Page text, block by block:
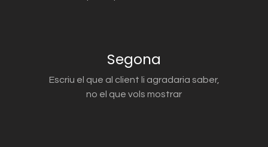
Segona
Escriu el que al client li agradaria saber,
no el que vols mostrar